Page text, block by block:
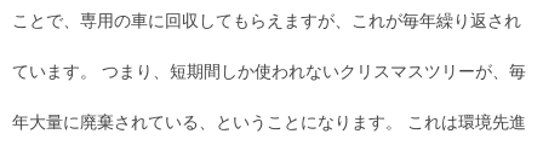
ことで、専用の車に回収してもらえますが、これが毎年繰り返され
ています。 つまり、短期間しか使われないクリスマスツリーが、毎
年大量に廃棄されている、ということになります。 これは環境先進